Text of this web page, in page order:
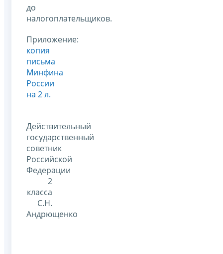
до
налогоплательщиков.
Приложение:
копия
письма
Минфина
России
на 2 л.
Действительный
государственный
советник
Российской
Федерации
2
класса
С.Н.
Андрющенко